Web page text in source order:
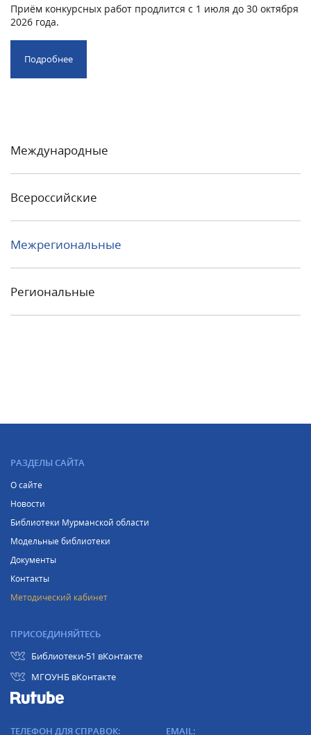
Приём конкурсных работ продлится с 1 июля до 30 октября
2026 года.
Подробнее
Международные
Всероссийские
Межрегиональные
Региональные
РАЗДЕЛЫ САЙТА
О сайте
Новости
Библиотеки Мурманской области
Модельные библиотеки
Документы
Контакты
Методический кабинет
ПРИСОЕДИНЯЙТЕСЬ
Библиотеки-51 вКонтакте
МГОУНБ вКонтакте
ТЕЛЕФОН ДЛЯ СПРАВОК: EMAIL: